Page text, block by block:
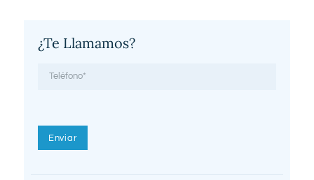
¿Te Llamamos?